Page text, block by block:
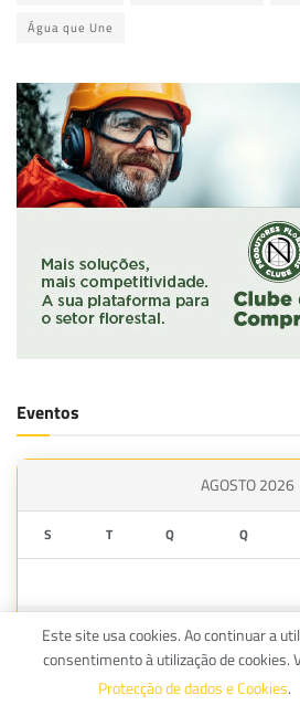
Água que Une
Eventos
AGOSTO 2026
S T Q Q
3 4 5 6
Este site usa cookies. Ao continuar a
consentimento à utilização de cookies.
Protecção de dados e Cookies.